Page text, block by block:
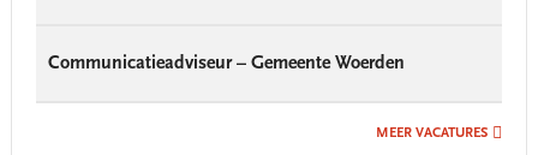
Communicatieadviseur – Gemeente Woerden
MEER VACATURES